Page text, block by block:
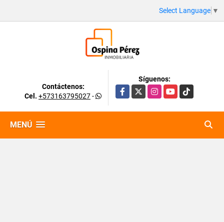
Select Language ▼
Contáctenos:
Cel. +573163795027-
Síguenos:
Facebook
X InstagramYouTubeTikTok
MENÚ